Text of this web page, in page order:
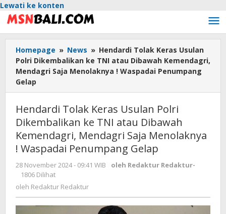
Lewati ke konten
Homepage » News » Hendardi Tolak Keras Usulan
Polri Dikembalikan ke TNI atau Dibawah Kemendagri,
Mendagri Saja Menolaknya ! Waspadai Penumpang
Gelap
Hendardi Tolak Keras Usulan Polri
Dikembalikan ke TNI atau Dibawah
Kemendagri, Mendagri Saja Menolaknya
! Waspadai Penumpang Gelap
28 November 2024 - 09:41 WIB oleh Redaktur Redaktur-
1806 Dilihat
oleh Redaktur Redaktur